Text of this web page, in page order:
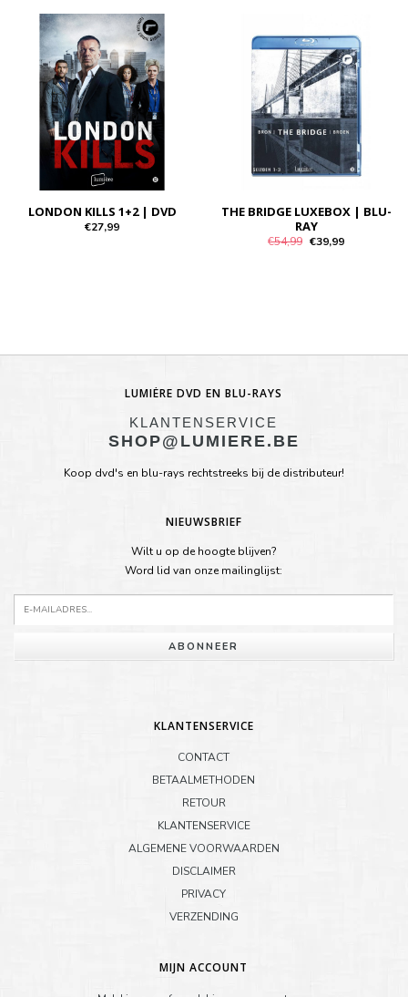
LONDON KILLS 1+2 | DVD
€27,99
THE BRIDGE LUXEBOX | BLU-
RAY
€54,99 €39,99
LUMIÈRE DVD EN BLU-RAYS
KLANTENSERVICE
SHOP@LUMIERE.BE
Koop dvd's en blu-rays rechtstreeks bij de distributeur!
NIEUWSBRIEF
Wilt u op de hoogte blijven?
Word lid van onze mailinglijst:
ABONNEER
KLANTENSERVICE
CONTACT
BETAALMETHODEN
RETOUR
KLANTENSERVICE
ALGEMENE VOORWAARDEN
DISCLAIMER
PRIVACY
VERZENDING
MIJN ACCOUNT